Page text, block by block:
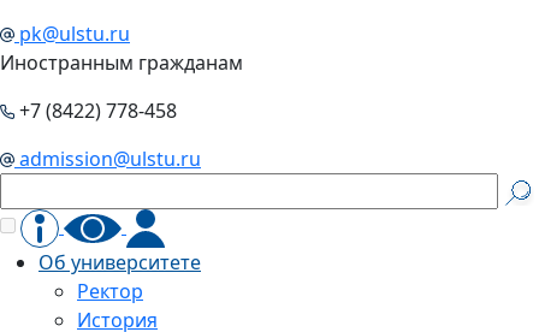
pk@ulstu.ru
Иностранным гражданам
+7 (8422) 778-458
admission@ulstu.ru
Об университете
Ректор
История